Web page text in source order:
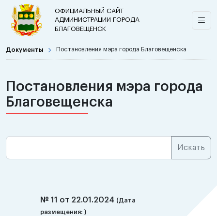
ОФИЦИАЛЬНЫЙ САЙТ
АДМИНИСТРАЦИИ ГОРОДА
БЛАГОВЕЩЕНСК
Документы Постановления мэра города Благовещенска
Постановления мэра города
Благовещенска
№ 11 от 22.01.2024 (Дата
размещения: )